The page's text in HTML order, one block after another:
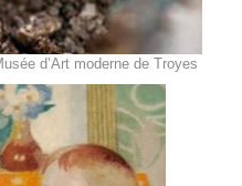
d’Art moderne de Troyes